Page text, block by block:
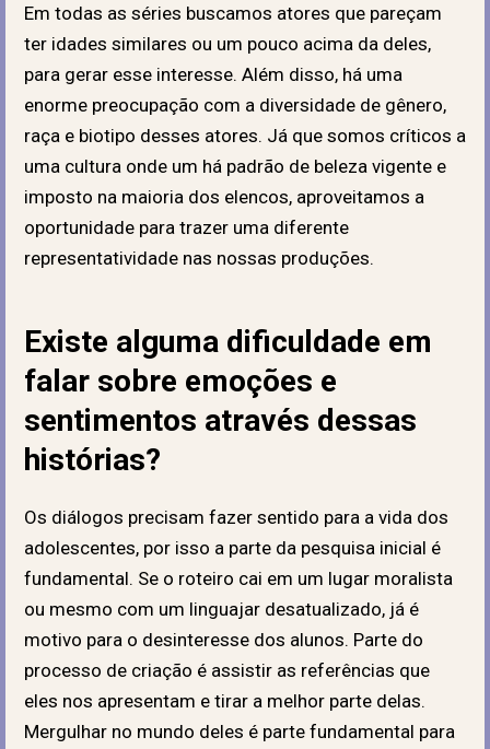
Em todas as séries buscamos atores que pareçam
ter idades similares ou um pouco acima da deles,
para gerar esse interesse. Além disso, há uma
enorme preocupação com a diversidade de gênero,
raça e biotipo desses atores. Já que somos críticos a
uma cultura onde um há padrão de beleza vigente e
imposto na maioria dos elencos, aproveitamos a
oportunidade para trazer uma diferente
representatividade nas nossas produções.
Existe alguma dificuldade em
falar sobre emoções e
sentimentos através dessas
histórias?
Os diálogos precisam fazer sentido para a vida dos
adolescentes, por isso a parte da pesquisa inicial é
fundamental. Se o roteiro cai em um lugar moralista
ou mesmo com um linguajar desatualizado, já é
motivo para o desinteresse dos alunos. Parte do
processo de criação é assistir as referências que
eles nos apresentam e tirar a melhor parte delas.
Mergulhar no mundo deles é parte fundamental para